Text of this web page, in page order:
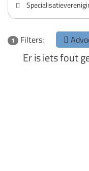
1 Filters:
Er is iets fout